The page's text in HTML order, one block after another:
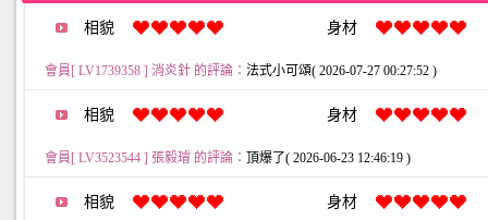
相貌 身材
會員[ LV1739358 ] 消炎針 的評論： 法式小可頌( 2026-07-27 00:27:52 )
相貌 身材
會員[ LV3523544 ] 張毅璿 的評論： 頂爆了( 2026-06-23 12:46:19 )
相貌 身材